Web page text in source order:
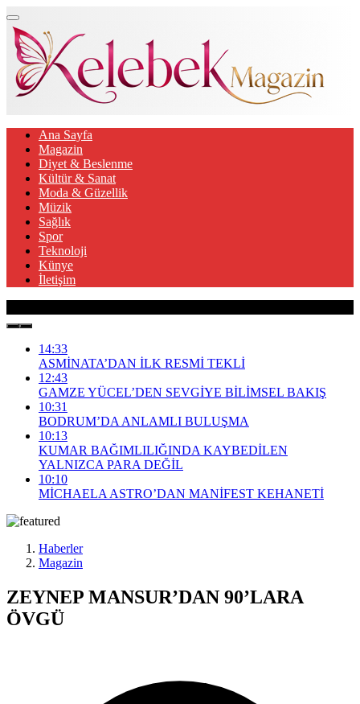
Ana Sayfa
Magazin
Diyet & Beslenme
Kültür & Sanat
Moda & Güzellik
Müzik
Sağlık
Spor
Teknoloji
Künye
İletişim
14:33
ASMİNATA’DAN İLK RESMİ TEKLİ
12:43
GAMZE YÜCEL’DEN SEVGİYE BİLİMSEL BAKIŞ
10:31
BODRUM’DA ANLAMLI BULUŞMA
10:13
KUMAR BAĞIMLILIĞINDA KAYBEDİLEN
YALNIZCA PARA DEĞİL
10:10
MİCHAELA ASTRO’DAN MANİFEST KEHANETİ
Haberler
Magazin
ZEYNEP MANSUR’DAN 90’LARA
ÖVGÜ